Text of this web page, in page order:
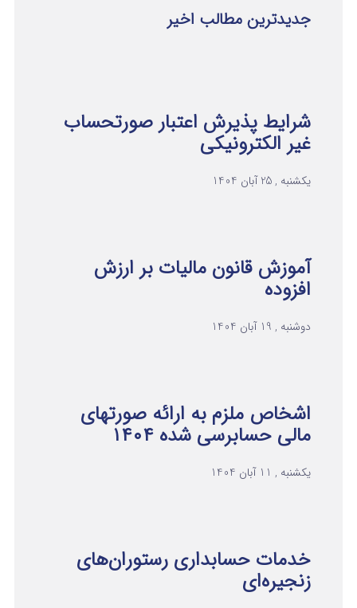
جدیدترین مطالب اخیر
شرایط پذیرش اعتبار صورتحساب
غیر الکترونیکی
یکشنبه , 25 آبان 1404
آموزش قانون مالیات بر ارزش
افزوده
دوشنبه , 19 آبان 1404
اشخاص ملزم به ارائه صورتهای
مالی حسابرسی شده ۱۴۰۴
یکشنبه , 11 آبان 1404
خدمات حسابداری رستوران‌های
زنجیره‌ای